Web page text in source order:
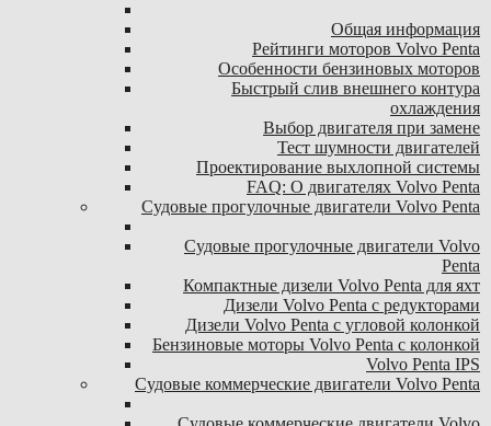
Общая информация
Рейтинги моторов Volvo Penta
Особенности бензиновых моторов
Быстрый слив внешнего контура
охлаждения
Выбор двигателя при замене
Тест шумности двигателей
Проектирование выхлопной системы
FAQ: О двигателях Volvo Penta
Судовые прогулочные двигатели Volvo Penta
Судовые прогулочные двигатели Volvo
Penta
Компактные дизели Volvo Penta для яхт
Дизели Volvo Penta с редукторами
Дизели Volvo Penta с угловой колонкой
Бензиновые моторы Volvo Penta с колонкой
Volvo Penta IPS
Судовые коммерческие двигатели Volvo Penta